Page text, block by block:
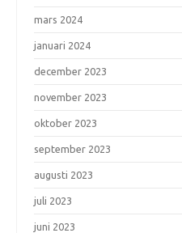
mars 2024
januari 2024
december 2023
november 2023
oktober 2023
september 2023
augusti 2023
juli 2023
juni 2023